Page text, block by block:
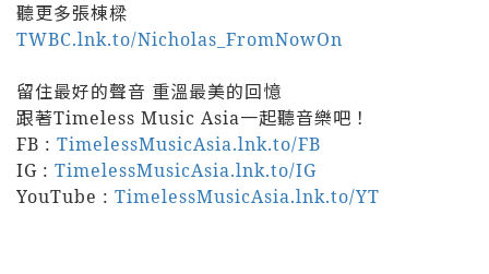
聽更多張棟樑
TWBC.lnk.to/Nicholas_FromNowOn
留住最好的聲音 重溫最美的回憶
跟著Timeless Music Asia一起聽音樂吧！
FB : TimelessMusicAsia.lnk.to/FB
IG : TimelessMusicAsia.lnk.to/IG
YouTube : TimelessMusicAsia.lnk.to/YT